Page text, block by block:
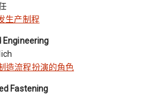
生产制程
Engineering
造流程扮演的角色
Fastening